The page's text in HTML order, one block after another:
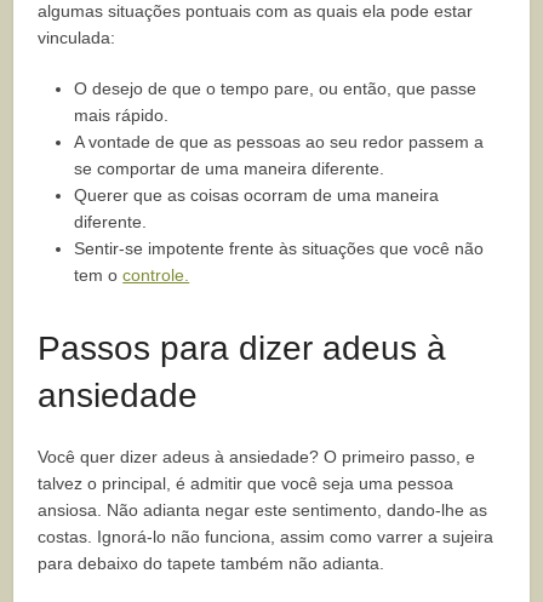
algumas situações pontuais com as quais ela pode estar
vinculada:
O desejo de que o tempo pare, ou então, que passe
mais rápido.
A vontade de que as pessoas ao seu redor passem a
se comportar de uma maneira diferente.
Querer que as coisas ocorram de uma maneira
diferente.
Sentir-se impotente frente às situações que você não
tem ocontrole.
Passos para dizer adeus à
ansiedade
Você quer dizer adeus à ansiedade? O primeiro passo, e
talvez o principal, é admitir que você seja uma pessoa
ansiosa. Não adianta negar este sentimento, dando-lhe as
costas. Ignorá-lo não funciona, assim como varrer a sujeira
para debaixo do tapete também não adianta.